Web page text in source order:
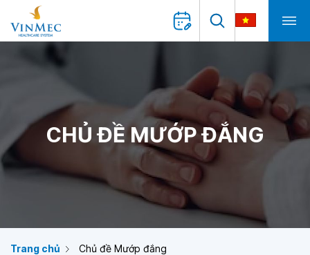
CHỦ ĐỀ MƯỚP ĐẮNG
Trang chủ Chủ đề Mướp đắng